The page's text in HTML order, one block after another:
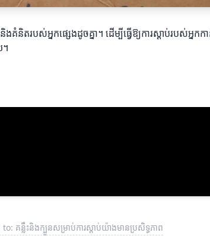
របស់អ្នកផ្សេងដូចគ្នា។ ដើម្បីធ្វើឱ្យការស្តាប់របស់អ្នកក
។
គន្លឹះនិងក្បួនសម្រាប់ការស្តាប់យ៉ាងមានប្រសិទ្ធភាព